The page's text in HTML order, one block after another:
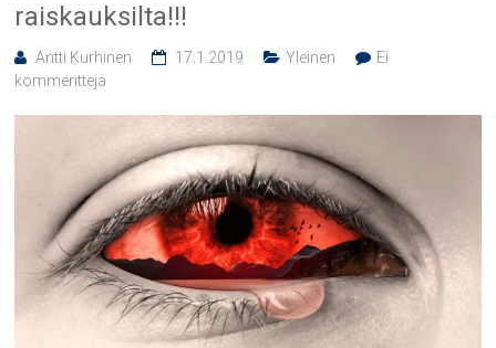
raiskauksilta!!!
Antti Kurhinen 17.1.2019 Yleinen
Ei
kommentteja